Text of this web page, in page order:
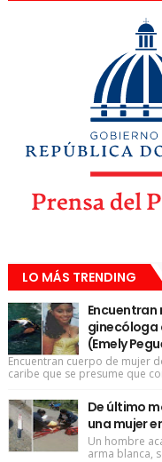
LO MÁS TRENDING
ginecóloga
(Emely
Encuentran cuerpo de mujer
caribe que se presume que
De último
una mujer
Un hombre
arma blanca,